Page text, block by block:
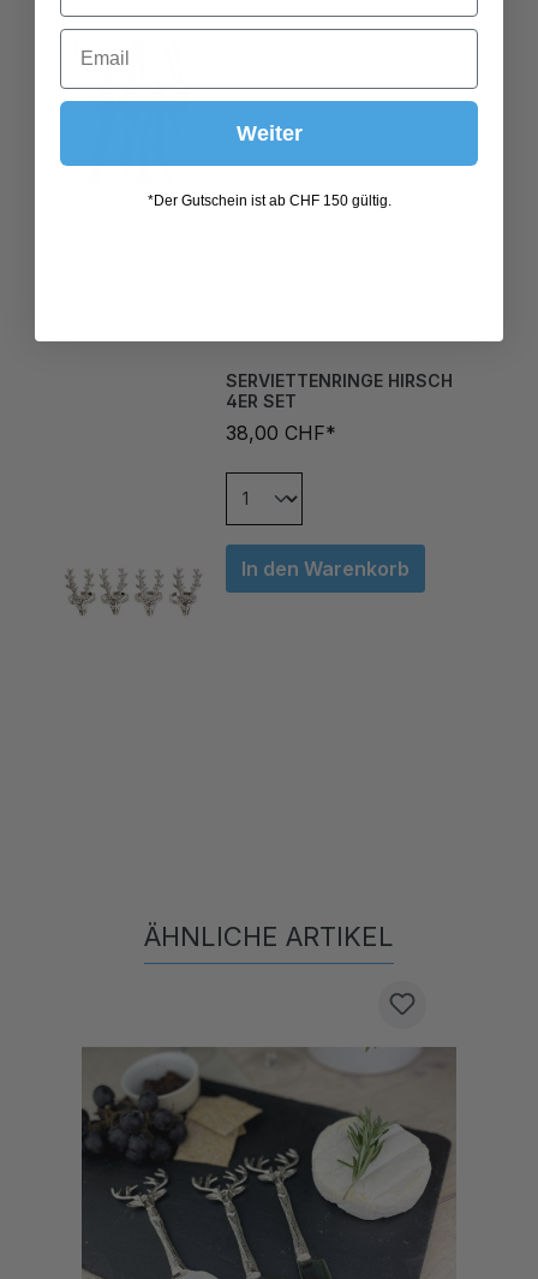
4ER SET
38,00 CHF*
In den Warenkorb
Produktgalerie überspringen
Weiter
*Der Gutschein ist ab CHF 150 gültig.